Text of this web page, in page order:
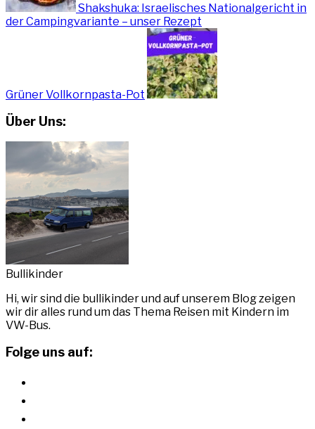
Shakshuka: Israelisches Nationalgericht in
der Campingvariante – unser Rezept
Grüner Vollkornpasta-Pot
Über Uns:
Bullikinder
Hi, wir sind die bullikinder und auf unserem Blog zeigen
wir dir alles rund um das Thema Reisen mit Kindern im
VW-Bus.
Folge uns auf: